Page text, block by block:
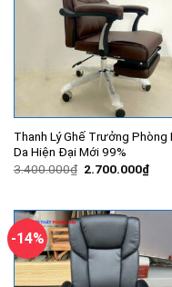
Thanh Lý Ghế Trưởng Phòng
Da Hiện Đại Mới 99%
3.400.000₫ Giá
2.700.000₫Giá
hiện
-14%